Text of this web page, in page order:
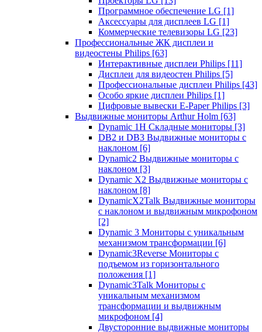
Программное обеспечение LG [1]
Аксессуары для дисплеев LG [1]
Коммерческие телевизоры LG [23]
Профессиональные ЖК дисплеи и
видеостены Philips [63]
Интерактивные дисплеи Philips [11]
Дисплеи для видеостен Philips [5]
Профессиональные дисплеи Philips [43]
Особо яркие дисплеи Philips [1]
Цифровые вывески E-Paper Philips [3]
Выдвижные мониторы Arthur Holm [63]
Dynamic 1Н Складные мониторы [3]
DB2 и DB3 Выдвижные мониторы с
наклоном [6]
Dynamic2 Выдвижные мониторы с
наклоном [3]
Dynamic X2 Выдвижные мониторы с
наклоном [8]
DynamicX2Talk Выдвижные мониторы
с наклоном и выдвижным микрофоном
[2]
Dynamic 3 Мониторы с уникальным
механизмом трансформации [6]
Dynamic3Reverse Мониторы с
подъемом из горизонтального
положения [1]
Dynamic3Talk Мониторы с
уникальным механизмом
трансформации и выдвижным
микрофоном [4]
Двусторонние выдвижные мониторы